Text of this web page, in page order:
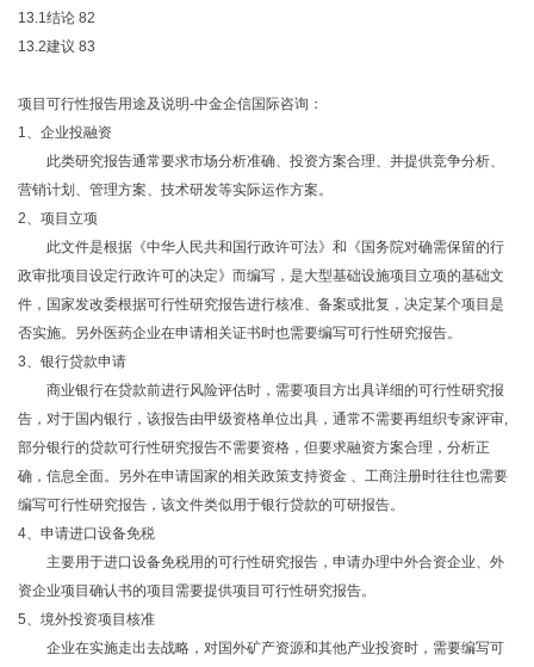
13.1结论 82
13.2建议 83
项目可行性报告用途及说明-中金企信国际咨询：
1、企业投融资
此类研究报告通常要求市场分析准确、投资方案合理、并提供竞争分析、
营销计划、管理方案、技术研发等实际运作方案。
2、项目立项
此文件是根据《中华人民共和国行政许可法》和《国务院对确需保留的行
政审批项目设定行政许可的决定》而编写，是大型基础设施项目立项的基础文
件，国家发改委根据可行性研究报告进行核准、备案或批复，决定某个项目是
否实施。另外医药企业在申请相关证书时也需要编写可行性研究报告。
3、银行贷款申请
商业银行在贷款前进行风险评估时，需要项目方出具详细的可行性研究报
告，对于国内银行，该报告由甲级资格单位出具，通常不需要再组织专家评审,
部分银行的贷款可行性研究报告不需要资格，但要求融资方案合理，分析正
确，信息全面。另外在申请国家的相关政策支持资金 、工商注册时往往也需要
编写可行性研究报告，该文件类似用于银行贷款的可研报告。
4、申请进口设备免税
主要用于进口设备免税用的可行性研究报告，申请办理中外合资企业、外
资企业项目确认书的项目需要提供项目可行性研究报告。
5、境外投资项目核准
企业在实施走出去战略，对国外矿产资源和其他产业投资时，需要编写可